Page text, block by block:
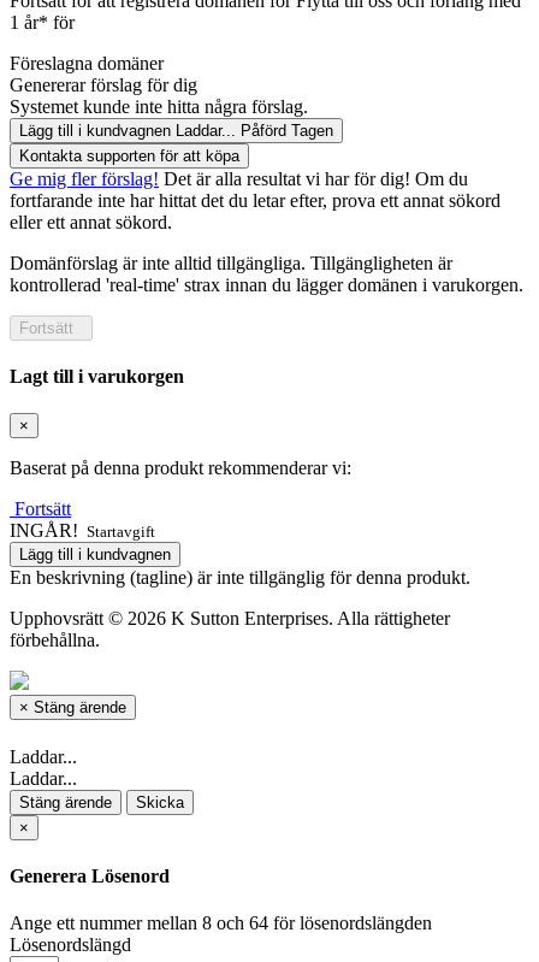
1 år* för
Föreslagna domäner
Genererar förslag för dig
Systemet kunde inte hitta några förslag.
Lägg till i kundvagnen Laddar... Påförd Tagen
Kontakta supporten för att köpa
Ge mig fler förslag! Det är alla resultat vi har för dig! Om du
fortfarande inte har hittat det du letar efter, prova ett annat sökord
eller ett annat sökord.
Domänförslag är inte alltid tillgängliga. Tillgängligheten är
kontrollerad 'real-time' strax innan du lägger domänen i varukorgen.
Lagt till i varukorgen
×
Baserat på denna produkt rekommenderar vi:
Fortsätt
INGÅR! Startavgift
Lägg till i kundvagnen
En beskrivning (tagline) är inte tillgänglig för denna produkt.
Upphovsrätt © 2026 K Sutton Enterprises. Alla rättigheter
förbehållna.
× Stäng ärende
Laddar...
Laddar...
Stäng ärende
Skicka
×
Generera Lösenord
Ange ett nummer mellan 8 och 64 för lösenordslängden
Lösenordslängd